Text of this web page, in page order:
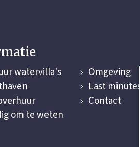
watervilla's
om te weten
Omgeving
Last minutes
Contact